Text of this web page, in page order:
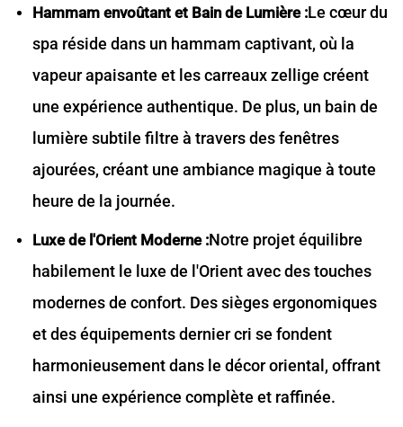
Hammam envoûtant et Bain de Lumière :Le cœur du
spa réside dans un hammam captivant, où la
vapeur apaisante et les carreaux zellige créent
une expérience authentique. De plus, un bain de
lumière subtile filtre à travers des fenêtres
ajourées, créant une ambiance magique à toute
heure de la journée.
Luxe de l'Orient Moderne :Notre projet équilibre
habilement le luxe de l'Orient avec des touches
modernes de confort. Des sièges ergonomiques
et des équipements dernier cri se fondent
harmonieusement dans le décor oriental, offrant
ainsi une expérience complète et raffinée.